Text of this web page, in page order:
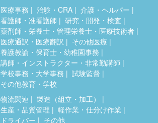
医療事務 治験・CRA
介護・ヘルパー
看護師・准看護師
研究・開発・検査
薬剤師・栄養士・管理栄養士・医療技術者
医療通訳・医療翻訳
その他医療
養護教諭・保育士・幼稚園事務
講師・インストラクター・非常勤講師
学校事務・大学事務
試験監督
その他教育・学校
物流関連
製造（組立・加工）
生産・品質管理
軽作業・仕分け作業
ドライバー
その他